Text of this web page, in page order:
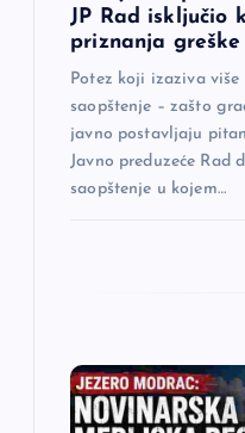
JP Rad isključio
priznanja greške
Potez koji izaziva
saopštenje – zašto
javno postavljaju
Javno preduzeće Rad
saopštenje u kojem…